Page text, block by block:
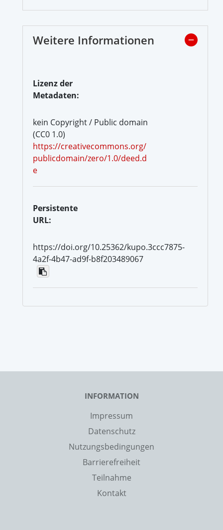
Weitere Informationen
Lizenz der
Metadaten:
kein Copyright / Public domain
(CC0 1.0)
https://creativecommons.org/
publicdomain/zero/1.0/deed.d
e
Persistente
URL:
https://doi.org/10.25362/kupo.3ccc7875-
4a2f-4b47-ad9f-b8f203489067
INFORMATION
Impressum
Datenschutz
Nutzungsbedingungen
Barrierefreiheit
Teilnahme
Kontakt